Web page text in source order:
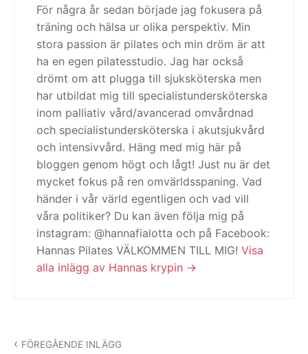
För några år sedan började jag fokusera på
träning och hälsa ur olika perspektiv. Min
stora passion är pilates och min dröm är att
ha en egen pilatesstudio. Jag har också
drömt om att plugga till sjuksköterska men
har utbildat mig till specialistundersköterska
inom palliativ vård/avancerad omvårdnad
och specialistundersköterska i akutsjukvård
och intensivvård. Häng med mig här på
bloggen genom högt och lågt! Just nu är det
mycket fokus på ren omvärldsspaning. Vad
händer i vår värld egentligen och vad vill
våra politiker? Du kan även följa mig på
instagram: @hannafialotta och på Facebook:
Hannas Pilates VÄLKOMMEN TILL MIG! Visa
alla inlägg av Hannas krypin
FÖREGÅENDE INLÄGG